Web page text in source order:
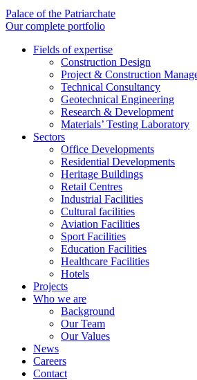
Palace of the Patriarchate
Our complete portfolio
Fields of expertise
Construction Design
Project & Construction
Technical Consultancy
Geotechnical Engineering
Research & Development
Materials’ Testing Laboratory
Sectors
Office Developments
Residential Developments
Heritage Buildings
Retail Centres
Industrial Facilities
Cultural facilities
Aviation Facilities
Sport Facilities
Education Facilities
Healthcare Facilities
Hotels
Projects
Who we are
Background
Our Team
Our Values
News
Careers
Contact